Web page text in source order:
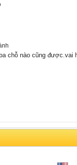
chỗ nào cũng được.vai